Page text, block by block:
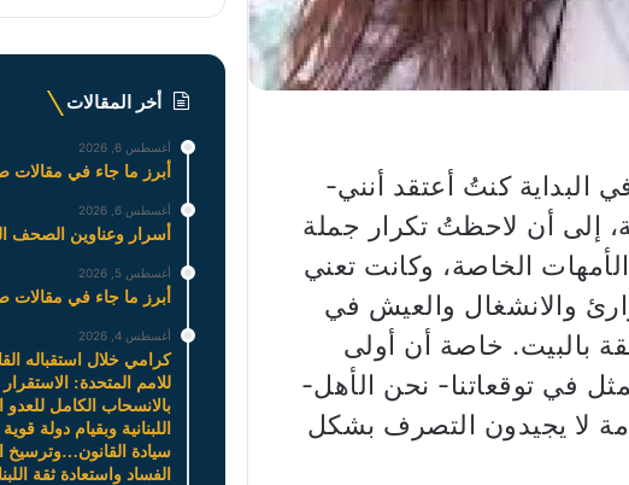
15 عاماً- فتقول: في البداية كنتُ أعتقد أنني-
إلى أن لاحظتُ تكرار جملة
الخاصة، وكانت تعني
والانشغال والعيش في
بالبيت. خاصة أن أولى
في توقعاتنا- نحن الأهل-
لا يجيدون التصرف بشكل
أخر المقالات
أغسطس 6, 2026
أبرز ما جاء في مقالات
أغسطس 6, 2026
أسرار وعناوين الصحف
أغسطس 5, 2026
أبرز ما جاء في مقالات
أغسطس 4, 2026
كرامي خلال استقباله
للامم المتحدة:
بالانسحاب الكامل
اللبنانية وبقيام دولة
سيادة القانون…وترسيخ
الفساد واستعادة ثقة